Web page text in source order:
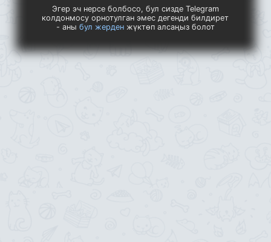
Эгер эч нерсе болбосо, бул сизде Telegram
колдонмосу орнотулган эмес дегенди билдирет
- аны бул жерденжүктөп алсаңыз болот